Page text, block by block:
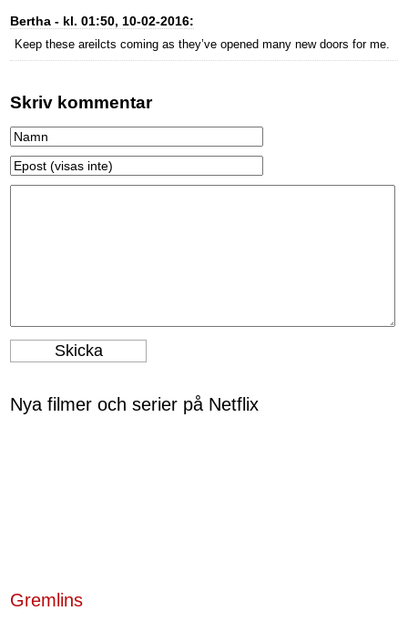
Bertha - kl. 01:50, 10-02-2016:
Keep these areilcts coming as they’ve opened many new doors for me.
Skriv kommentar
Nya filmer och serier på Netflix
Gremlins